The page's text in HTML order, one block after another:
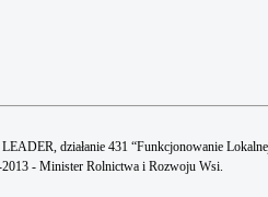
działanie 431 “Funkcjonowanie
- Minister Rolnictwa i Rozwoju Wsi.